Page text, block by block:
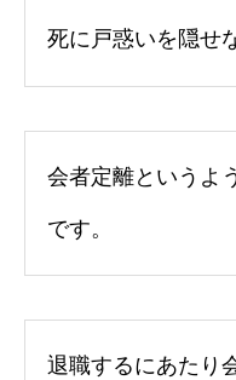
死に戸惑いを隠せ
会者定離というよ
です。
退職するにあたり